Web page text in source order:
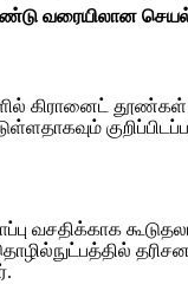
வரையிலான
கிரானைட் தூண்கள்
வசதிக்காக